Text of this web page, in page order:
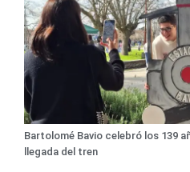
Bartolomé Bavio celebró los 139
llegada del tren